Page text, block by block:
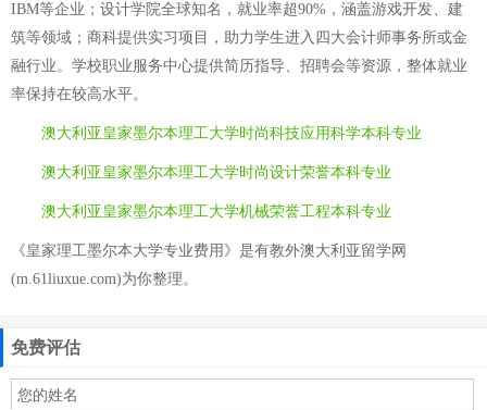
IBM等企业；设计学院全球知名，就业率超90%，涵盖游戏开发、建
筑等领域；商科提供实习项目，助力学生进入四大会计师事务所或金
融行业。学校职业服务中心提供简历指导、招聘会等资源，整体就业
率保持在较高水平。
澳大利亚皇家墨尔本理工大学时尚科技应用科学本科专业
澳大利亚皇家墨尔本理工大学时尚设计荣誉本科专业
澳大利亚皇家墨尔本理工大学机械荣誉工程本科专业
《皇家理工墨尔本大学专业费用》是有教外澳大利亚留学网
(m.61liuxue.com)为你整理。
免费评估